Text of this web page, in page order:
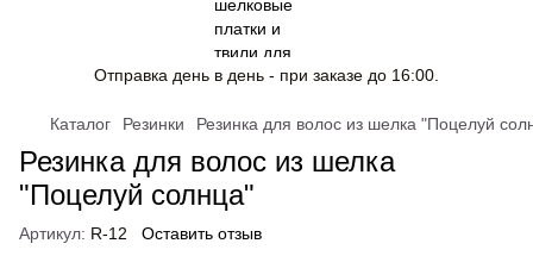
Отправка день в день - при заказе до 16:00.
Каталог Резинки Резинка для волос из шелка "Поцелуй
Резинка для волос из шелка
"Поцелуй солнца"
Артикул: R-12 Оставить отзыв